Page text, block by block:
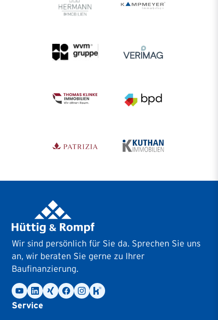
Wir sind persönlich für Sie da. Sprechen Sie uns
an, wir beraten Sie gerne zu Ihrer
Baufinanzierung.
Service